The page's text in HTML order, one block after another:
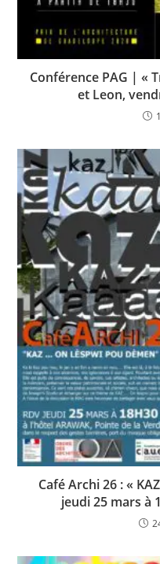
Conférence PAG | «
et Leon,
Café Archi 26 : «
jeudi 25 mars à